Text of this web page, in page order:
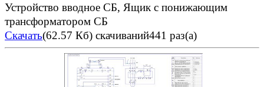
Устройство вводное СБ, Ящик с понижающим
трансформатором СБ
Скачать(62.57 Кб) скачиваний441 раз(а)